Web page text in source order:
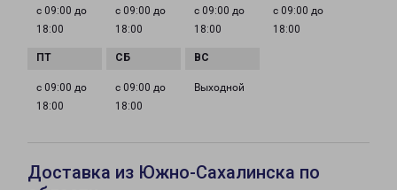
с 09:00 до
18:00
с 09:00 до
18:00
с 09:00 до
18:00
с 09:00 до
18:00
с 09:00 до
18:00
с 09:00 до
18:00
Выходной
Доставка из Южно-Сахалинска по